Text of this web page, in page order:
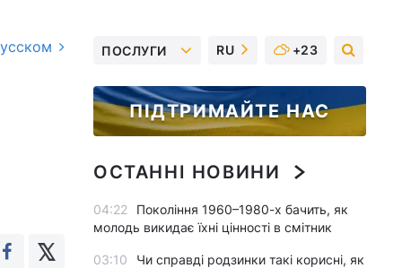
ПОСЛУГИ RU +23
ПІДТРИМАЙТЕ НАС
ОСТАННІ НОВИНИ
04:22
Покоління 1960–1980-х бачить, як
молодь викидає їхні цінності в смітник
03:10
Чи справді родзинки такі корисні, як